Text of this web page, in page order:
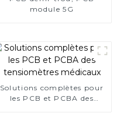
module 5G
Solutions complètes pour
les PCB et PCBA des